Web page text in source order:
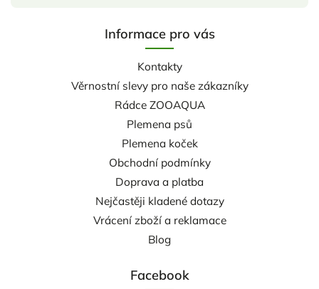
Informace pro vás
Kontakty
Věrnostní slevy pro naše zákazníky
Rádce ZOOAQUA
Plemena psů
Plemena koček
Obchodní podmínky
Doprava a platba
Nejčastěji kladené dotazy
Vrácení zboží a reklamace
Blog
Facebook